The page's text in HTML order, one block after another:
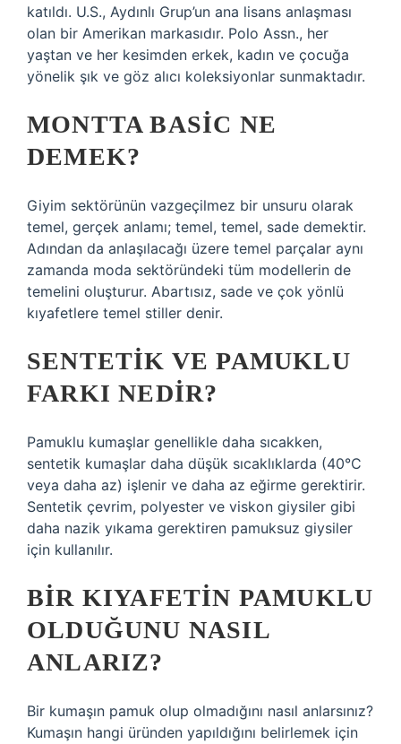
katıldı. U.S., Aydınlı Grup’un ana lisans anlaşması
olan bir Amerikan markasıdır. Polo Assn., her
yaştan ve her kesimden erkek, kadın ve çocuğa
yönelik şık ve göz alıcı koleksiyonlar sunmaktadır.
MONTTA BASIC NE
DEMEK?
Giyim sektörünün vazgeçilmez bir unsuru olarak
temel, gerçek anlamı; temel, temel, sade demektir.
Adından da anlaşılacağı üzere temel parçalar aynı
zamanda moda sektöründeki tüm modellerin de
temelini oluşturur. Abartısız, sade ve çok yönlü
kıyafetlere temel stiller denir.
SENTETIK VE PAMUKLU
FARKI NEDIR?
Pamuklu kumaşlar genellikle daha sıcakken,
sentetik kumaşlar daha düşük sıcaklıklarda (40°C
veya daha az) işlenir ve daha az eğirme gerektirir.
Sentetik çevrim, polyester ve viskon giysiler gibi
daha nazik yıkama gerektiren pamuksuz giysiler
için kullanılır.
BIR KIYAFETIN PAMUKLU
OLDUĞUNU NASIL
ANLARIZ?
Bir kumaşın pamuk olup olmadığını nasıl anlarsınız?
Kumaşın hangi üründen yapıldığını belirlemek için